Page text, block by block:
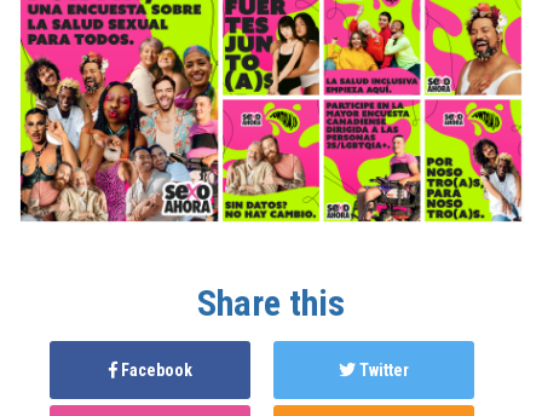
Share this
Facebook Twitter